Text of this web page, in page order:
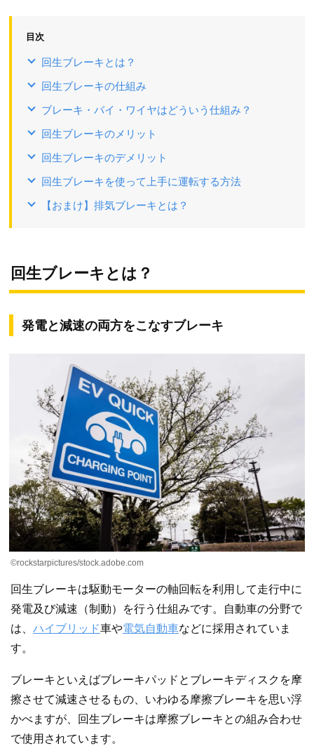
目次
回生ブレーキとは？
回生ブレーキの仕組み
ブレーキ・バイ・ワイヤはどういう仕組み？
回生ブレーキのメリット
回生ブレーキのデメリット
回生ブレーキを使って上手に運転する方法
【おまけ】排気ブレーキとは？
回生ブレーキとは？
発電と減速の両方をこなすブレーキ
©rockstarpictures/stock.adobe.com
回生ブレーキは駆動モーターの軸回転を利用して走行中に
発電及び減速（制動）を行う仕組みです。自動車の分野で
は、 ハイブリッド車や電気自動車などに採用されていま
す。
ブレーキといえばブレーキパッドとブレーキディスクを摩
擦させて減速させるもの、いわゆる摩擦ブレーキを思い浮
かべますが、回生ブレーキは摩擦ブレーキとの組み合わせ
で使用されています。